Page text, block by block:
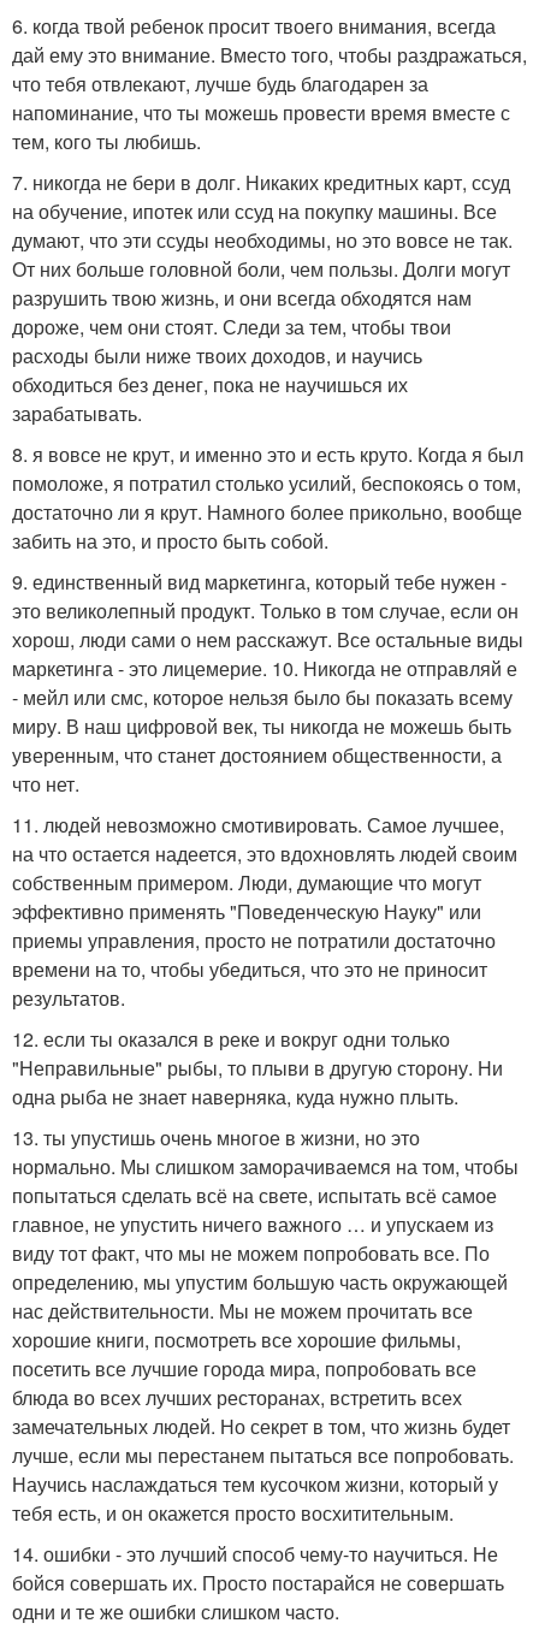
6. когда твой ребенок просит твоего внимания, всегда
дай ему это внимание. Вместо того, чтобы раздражаться,
что тебя отвлекают, лучше будь благодарен за
напоминание, что ты можешь провести время вместе с
тем, кого ты любишь.
7. никогда не бери в долг. Никаких кредитных карт, ссуд
на обучение, ипотек или ссуд на покупку машины. Все
думают, что эти ссуды необходимы, но это вовсе не так.
От них больше головной боли, чем пользы. Долги могут
разрушить твою жизнь, и они всегда обходятся нам
дороже, чем они стоят. Следи за тем, чтобы твои
расходы были ниже твоих доходов, и научись
обходиться без денег, пока не научишься их
зарабатывать.
8. я вовсе не крут, и именно это и есть круто. Когда я был
помоложе, я потратил столько усилий, беспокоясь о том,
достаточно ли я крут. Намного более прикольно, вообще
забить на это, и просто быть собой.
9. единственный вид маркетинга, который тебе нужен -
это великолепный продукт. Только в том случае, если он
хорош, люди сами о нем расскажут. Все остальные виды
маркетинга - это лицемерие. 10. Никогда не отправляй е
- мейл или смс, которое нельзя было бы показать всему
миру. В наш цифровой век, ты никогда не можешь быть
уверенным, что станет достоянием общественности, а
что нет.
11. людей невозможно смотивировать. Самое лучшее,
на что остается надеется, это вдохновлять людей своим
собственным примером. Люди, думающие что могут
эффективно применять "Поведенческую Науку" или
приемы управления, просто не потратили достаточно
времени на то, чтобы убедиться, что это не приносит
результатов.
12. если ты оказался в реке и вокруг одни только
"Неправильные" рыбы, то плыви в другую сторону. Ни
одна рыба не знает наверняка, куда нужно плыть.
13. ты упустишь очень многое в жизни, но это
нормально. Мы слишком заморачиваемся на том, чтобы
попытаться сделать всё на свете, испытать всё самое
главное, не упустить ничего важного … и упускаем из
виду тот факт, что мы не можем попробовать все. По
определению, мы упустим большую часть окружающей
нас действительности. Мы не можем прочитать все
хорошие книги, посмотреть все хорошие фильмы,
посетить все лучшие города мира, попробовать все
блюда во всех лучших ресторанах, встретить всех
замечательных людей. Но секрет в том, что жизнь будет
лучше, если мы перестанем пытаться все попробовать.
Научись наслаждаться тем кусочком жизни, который у
тебя есть, и он окажется просто восхитительным.
14. ошибки - это лучший способ чему-то научиться. Не
бойся совершать их. Просто постарайся не совершать
одни и те же ошибки слишком часто.